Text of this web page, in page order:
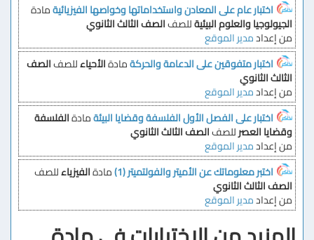
اختبار عام على المعادن واستخداماتها وخواصها الفيزيائيةمادة
الجيولوجيا والعلوم البيئيةللصفالصف الثالث الثانوي
من إعدادمدير الموقع
اختبار متفوقين على الدعامة والحركةمادةالأحياءللصفالصف
الثالث الثانوي
من إعدادمدير الموقع
اختبار على الفصل الأول الفلسفة وقضايا البيئةمادةالفلسفة
وقضايا العصرللصفالصف الثالث الثانوي
من إعدادمدير الموقع
اختبر معلوماتك عن الأميتر والفولتميتر (1)
مادةالفيزياءللصف
الصف الثالث الثانوي
من إعدادمدير الموقع